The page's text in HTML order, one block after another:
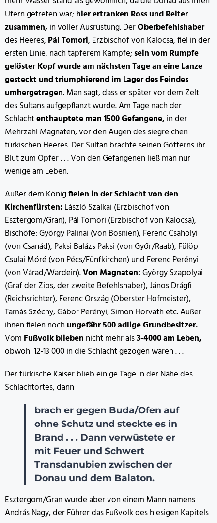
Ufern getreten war; hier ertranken Ross und Reiter
zusammen,in voller Ausrüstung. DerOberbefehlshaber
des Heeres, Pál Tomori, Erzbischof von Kalocsa, fiel in der
ersten Linie, nach tapferem Kampfe; sein vom Rumpfe
gelöster Kopf wurde am nächsten Tage an eine Lanze
gesteckt und triumphierend im Lager des Feindes
umhergetragen. Man sagt, dass er später vor dem Zelt
des Sultans aufgepflanzt wurde. Am Tage nach der
Schlachtenthauptete man 1500 Gefangene,in der
Mehrzahl Magnaten, vor den Augen des siegreichen
türkischen Heeres. Der Sultan brachte seinen Götterns ihr
Blut zum Opfer . . . Von den Gefangenen ließ man nur
wenige am Leben.
Außer dem Königfielen in der Schlacht von den
Kirchenfürsten: László Szalkai (Erzbischof von
Esztergom/Gran), Pál Tomori (Erzbischof von Kalocsa),
Bischöfe: György Palinai (von Bosnien), Ferenc Csaholyi
(von Csanád), Paksi Balázs Paksi (von Győr/Raab), Fülöp
Csulai Móré (von Pécs/Fünfkirchen) und Ferenc Perényi
(von Várad/Wardein).Von Magnaten:György Szapolyai
(Graf der Zips, der zweite Befehlshaber), János Drágfi
(Reichsrichter), Ferenc Ország (Oberster Hofmeister),
Tamás Széchy, Gábor Perényi, Simon Horváth etc. Außer
ihnen fielen noch ungefähr 500 adlige Grundbesitzer.
Vom Fußvolk blieben nicht mehr als3-4000 am Leben,
obwohl 12-13 000 in die Schlacht gezogen waren . . .
Der türkische Kaiser blieb einige Tage in der Nähe des
Schlachtortes, dann
brach er gegen Buda/Ofen auf
ohne Schutz und steckte es in
Brand . . . Dann verwüstete er
mit Feuer und Schwert
Transdanubien zwischen der
Donau und dem Balaton.
Esztergom/Gran wurde aber von einem Mann namens
András Nagy, der Führer das Fußvolk des hiesigen Kapitels